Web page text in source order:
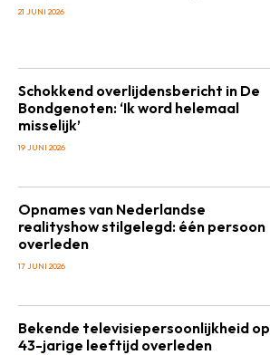
21 JUNI 2026
Schokkend overlijdensbericht in De
Bondgenoten: ‘Ik word helemaal
misselijk’
19 JUNI 2026
Opnames van Nederlandse
realityshow stilgelegd: één persoon
overleden
17 JUNI 2026
Bekende televisiepersoonlijkheid op
43-jarige leeftijd overleden